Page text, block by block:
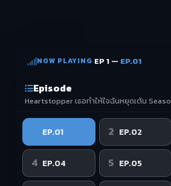
NOW PLAYING·EP 1 — EP.01
Episode
Heartstopper เธอทำให้ใจฉันหยุดเต้น
EP.01 2 EP.02
4 EP.04 5 EP.05